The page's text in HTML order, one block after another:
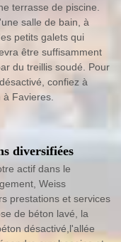
terrasse de piscine.
salle de bain, à
petits galets qui
être suffisamment
du treillis soudé. Pour
confiez à
Favieres.
diversifiées
actif dans le
Weiss
prestations et services
de béton lavé, la
désactivé,l'allée